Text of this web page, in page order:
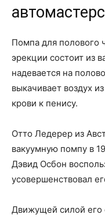
Помпа для полового
эрекции состоит из
надевается на
выкачивает воздух
крови к пенису.
Отто Ледерер из
вакуумную помпу в
Дэвид Осбон
усовершенствовал
Движущей силой его